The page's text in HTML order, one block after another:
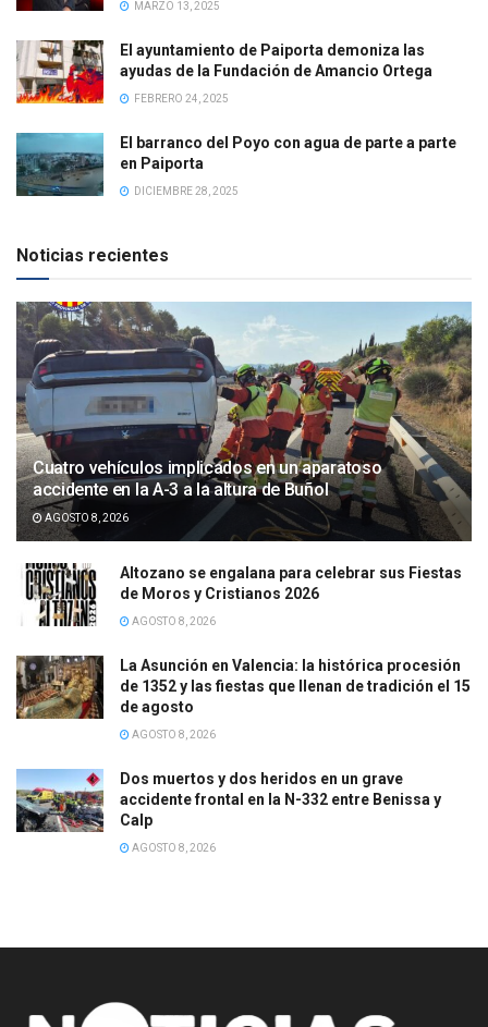
MARZO 13, 2025
El ayuntamiento de Paiporta demoniza las
ayudas de la Fundación de Amancio Ortega
FEBRERO 24, 2025
El barranco del Poyo con agua de parte a parte
en Paiporta
DICIEMBRE 28, 2025
Noticias recientes
Cuatro vehículos implicados en un aparatoso
accidente en la A-3 a la altura de Buñol
AGOSTO 8, 2026
Altozano se engalana para celebrar sus Fiestas
de Moros y Cristianos 2026
AGOSTO 8, 2026
La Asunción en Valencia: la histórica procesión
de 1352 y las fiestas que llenan de tradición el 15
de agosto
AGOSTO 8, 2026
Dos muertos y dos heridos en un grave
accidente frontal en la N-332 entre Benissa y
Calp
AGOSTO 8, 2026